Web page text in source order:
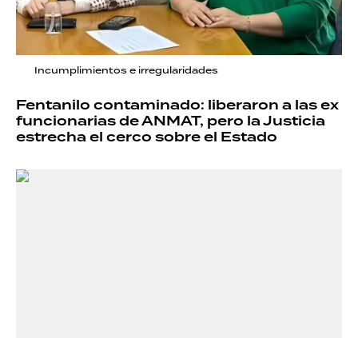
Incumplimientos e irregularidades
Fentanilo contaminado: liberaron a las ex
funcionarias de ANMAT, pero la Justicia
estrecha el cerco sobre el Estado